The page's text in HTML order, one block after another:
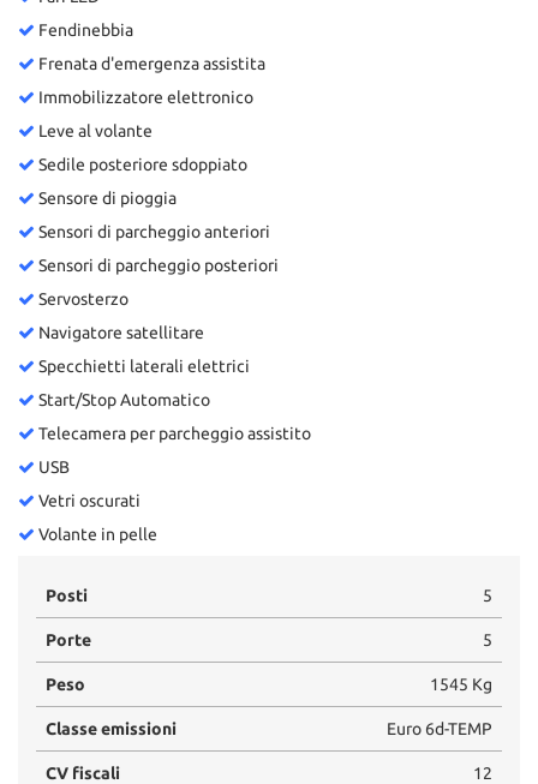
Fendinebbia
Frenata d'emergenza assistita
Immobilizzatore elettronico
Leve al volante
Sedile posteriore sdoppiato
Sensore di pioggia
Sensori di parcheggio anteriori
Sensori di parcheggio posteriori
Servosterzo
Navigatore satellitare
Specchietti laterali elettrici
Start/Stop Automatico
Telecamera per parcheggio assistito
USB
Vetri oscurati
Volante in pelle
Posti 5
Porte 5
Peso 1545 Kg
Classe emissioni Euro 6d-TEMP
CV fiscali 12